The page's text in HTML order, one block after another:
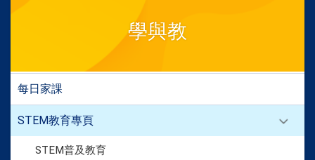
學與教
每日家課
STEM教育專頁
STEM普及教育